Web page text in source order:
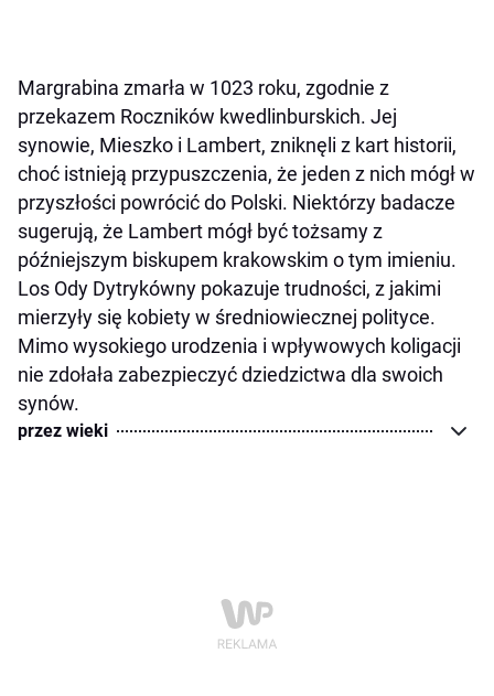
Margrabina zmarła w 1023 roku, zgodnie z
przekazem Roczników kwedlinburskich. Jej
synowie, Mieszko i Lambert, zniknęli z kart historii,
choć istnieją przypuszczenia, że jeden z nich mógł w
przyszłości powrócić do Polski. Niektórzy badacze
sugerują, że Lambert mógł być tożsamy z
późniejszym biskupem krakowskim o tym imieniu.
Los Ody Dytrykówny pokazuje trudności, z jakimi
mierzyły się kobiety w średniowiecznej polityce.
Mimo wysokiego urodzenia i wpływowych koligacji
nie zdołała zabezpieczyć dziedzictwa dla swoich
synów.
przez wieki